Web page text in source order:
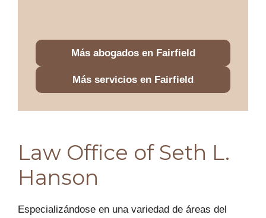
Más abogados en Fairfield
Más servicios en Fairfield
Law Office of Seth L.
Hanson
Especializándose en una variedad de áreas del